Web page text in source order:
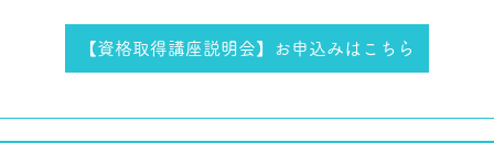
【資格取得講座説明会】お申込みはこちら